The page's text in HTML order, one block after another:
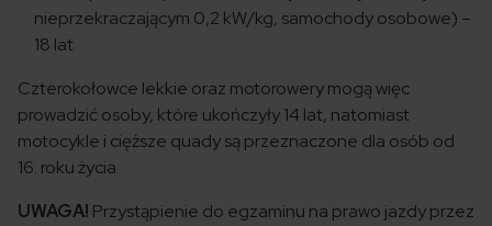
nieprzekraczającym 0,2 kW/kg, samochody osobowe) –
18 lat
Czterokołowce lekkie oraz motorowery mogą więc
prowadzić osoby, które ukończyły 14 lat, natomiast
motocykle i cięższe quady są przeznaczone dla osób od
16. roku życia.
UWAGA! Przystąpienie do egzaminu na prawo jazdy przez